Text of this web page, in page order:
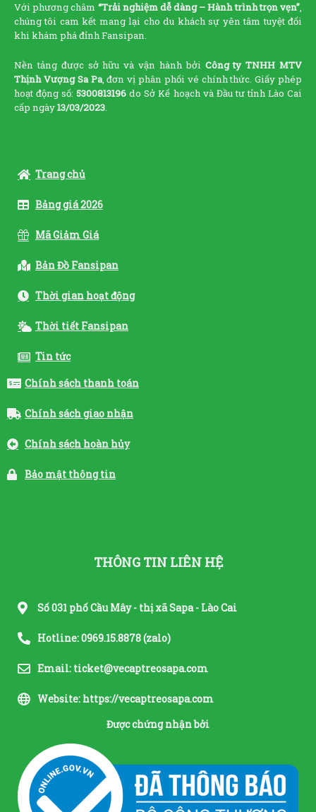
Với phương châm “Trải nghiệm dễ dàng – Hành trình trọn vẹn”,
chúng tôi cam kết mang lại cho du khách sự yên tâm tuyệt đối
khi khám phá đỉnh Fansipan.
Nền tảng được sở hữu và vận hành bởi Công ty TNHH MTV
Thịnh Vượng Sa Pa, đơn vị phân phối vé chính thức. Giấy phép
hoạt động số:5300813196 do Sở Kế hoạch và Đầu tư tỉnh Lào Cai
cấp ngày13/03/2023.
Trang chủ
Bảng giá 2026
Mã Giảm Giá
Bản Đồ Fansipan
Thời gian hoạt động
Thời tiết Fansipan
Tin tức
Chính sách thanh toán
Chính sách giao nhận
Chính sách hoàn hủy
Bảo mật thông tin
THÔNG TIN LIÊN HỆ
Số 031 phố Cầu Mây - thị xã Sapa - Lào Cai
Hotline: 0969.15.8878 (zalo)
Email: ticket@vecaptreosapa.com
Website: https://vecaptreosapa.com
Được chứng nhận bởi